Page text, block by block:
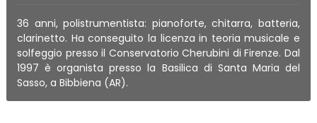
36 anni, polistrumentista: pianoforte, chitarra, batteria,
clarinetto. Ha conseguito la licenza in teoria musicale e
solfeggio presso il Conservatorio Cherubini di Firenze. Dal
1997 è organista presso la Basilica di Santa Maria del
Sasso, a Bibbiena (AR).